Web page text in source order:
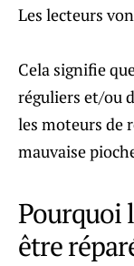
Les lecteurs
Cela signifie
réguliers et/ou
les moteurs de
mauvaise
Pourquoi
être